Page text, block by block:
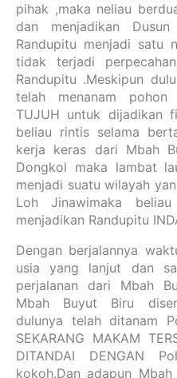
pihak ,maka neliau
dan menjadikan
Randupitu menjadi satu
tidak terjadi
Randupitu .Meskipun
telah menanam pohon
TUJUH untuk dijadikan
beliau rintis selama
kerja keras dari Mbah
Dongkol maka lambat
menjadi suatu wilayah
Loh Jinawimaka
menjadikan Randupitu
Dengan berjalannya
usia yang lanjut dan
perjalanan dari Mbah
Mbah Buyut Biru
dulunya telah ditanam
SEKARANG MAKAM
DITANDAI DENGAN
kokoh.Dan adapun